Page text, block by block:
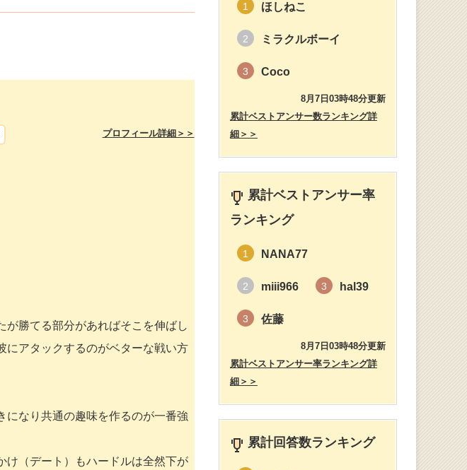
プロフィール詳細＞＞
が勝てる部分があればそこを伸ばし
にアタックするのがベターな戦い方
になり共通の趣味を作るのが一番強
け（デート）もハードルは全然下が
1 ほしねこ
2 ミラクルボーイ
3 Coco
8月7日03時48分更新
累計ベストアンサー数ランキング詳
細＞＞
累計ベストアンサー率
ランキング
1 NANA77
2 miii966 3 hal39
3 佐藤
8月7日03時48分更新
累計ベストアンサー率ランキング詳
細＞＞
累計回答数ランキング